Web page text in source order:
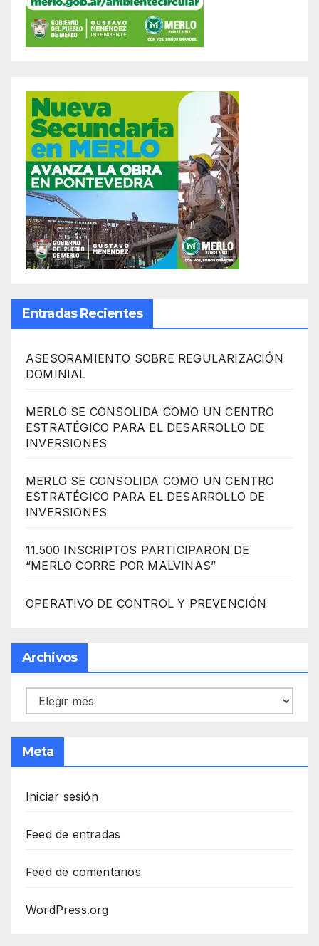
Entradas Recientes
ASESORAMIENTO SOBRE REGULARIZACIÓN
DOMINIAL
MERLO SE CONSOLIDA COMO UN CENTRO
ESTRATÉGICO PARA EL DESARROLLO DE
INVERSIONES
MERLO SE CONSOLIDA COMO UN CENTRO
ESTRATÉGICO PARA EL DESARROLLO DE
INVERSIONES
11.500 INSCRIPTOS PARTICIPARON DE
“MERLO CORRE POR MALVINAS”
OPERATIVO DE CONTROL Y PREVENCIÓN
Archivos
Archivos
Meta
Iniciar sesión
Feed de entradas
Feed de comentarios
WordPress.org